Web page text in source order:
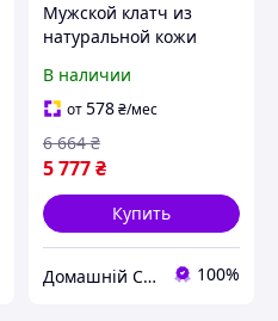
Мужской клатч из
натуральной кожи
Коричневый
В наличии
от578₴/мес
5 777₴
6 664 ₴
Купить
Домашній Світ 100%